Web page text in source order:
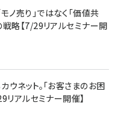
ノ売り」ではなく「価値共
略【7/29リアルセミナー開
ネット。「お客さまのお困
リアルセミナー開催】